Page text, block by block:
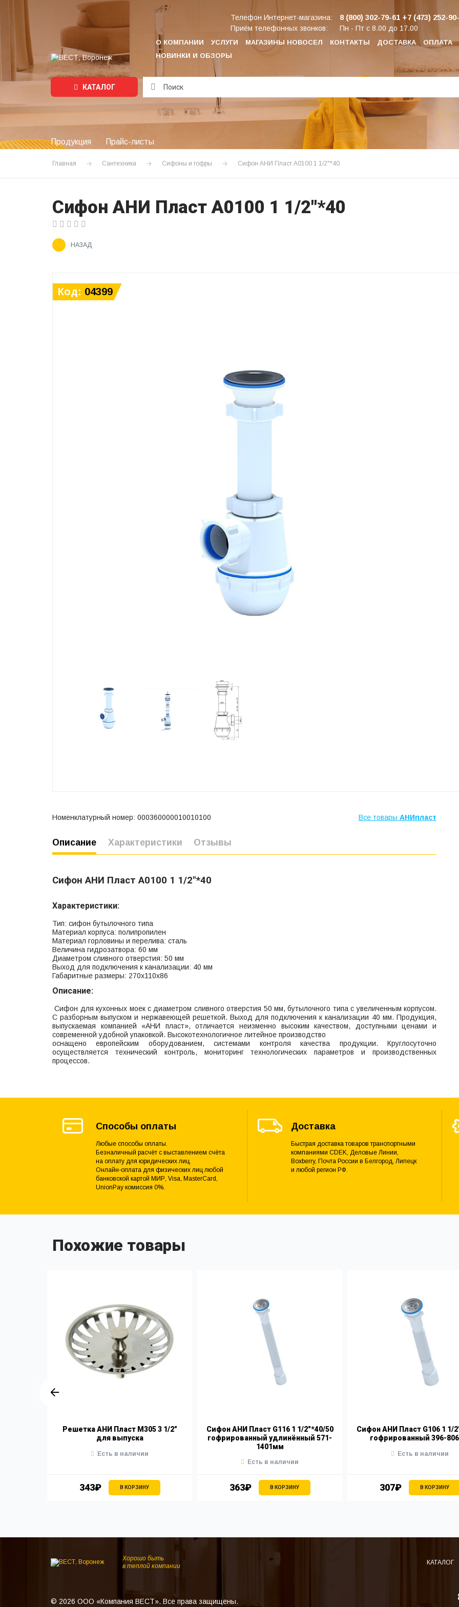
О КОМПАНИИ УСЛУГИ МАГАЗИНЫ НОВОСЕЛ КОНТАКТЫ ДОСТАВКА ОПЛАТА
НОВИНКИ И ОБЗОРЫ
Телефон Интернет-магазина: 8 (800) 302-79-61 +7 (473) 252-
Приём телефонных звонков: Пн - Пт с 8.00 до 17.00
КАТАЛОГ
Подождите...
Продукция Прайс-листы
Главная Сантехника Сифоны и гофры Сифон АНИ Пласт А0100 1 1/2"*40
Сифон АНИ Пласт А0100 1 1/2"*40
НАЗАД
Код: 04399
Номенклатурный номер: 000360000010010100 Все товары АНИпласт
Описание Характеристики Отзывы
Сифон АНИ Пласт А0100 1 1/2"*40
Характеристики:
Тип: сифон бутылочного типа
Материал корпуса: полипропилен
Материал горловины и перелива: сталь
Величина гидрозатвора: 60 мм
Диаметром сливного отверстия: 50 мм
Выход для подключения к канализации: 40 мм
Габаритные размеры: 270х110х86
Описание:
Сифон для кухонных моек с диаметром сливного отверстия 50 мм, бутылочного типа с увеличенным корпусом.
С разборным выпуском и нержавеющей решеткой. Выход для подключения к канализации 40 мм. Продукция,
выпускаемая компанией «АНИ пласт», отличается неизменно высоким качеством, доступными ценами и
современной удобной упаковкой. Высокотехнологичное литейное производство
оснащено европейским оборудованием, системами контроля качества продукции. Круглосуточно
осуществляется технический контроль, мониторинг технологических параметров и производственных
процессов.
Способы оплаты
Любые способы оплаты.
Безналичный расчёт с выставлением счёта
на оплату для юридических лиц.
Онлайн-оплата для физических лиц любой
банковской картой МИР, Visa, MasterCard,
UnionPay комиссия 0%.
Доставка
Быстрая доставка товаров транспортными
компаниями CDEK, Деловые Линии,
Boxberry, Почта России в Белгород, Липецк
и любой регион РФ.
Похожие товары
Решетка АНИ Пласт М305 3 1/2"
для выпуска
343₽ В КОРЗИНУ
Есть в наличии
Сифон АНИ Пласт G116 1 1/2"*40/50
гофрированный удлинённый 571-
1401мм
363₽ В КОРЗИНУ
Есть в наличии
Сифон АНИ Пласт G106 1 1/
гофрированный 396-
307₽ В КОРЗИНУ
Есть в наличии
Хорошо быть
в теплой компании
КАТАЛОГ
© 2026 ООО «Компания ВЕСТ». Все права защищены.